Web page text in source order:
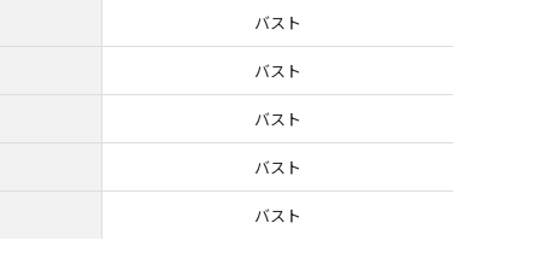
バスト
バスト
バスト
バスト
バスト